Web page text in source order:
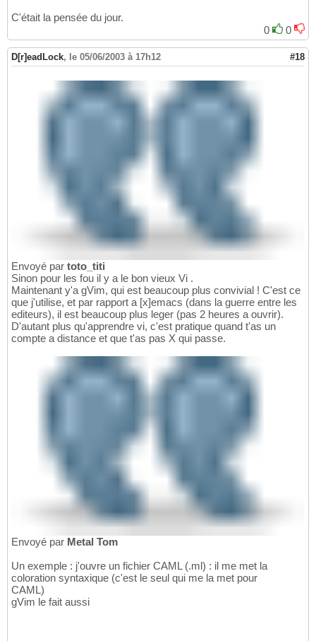
C'était la pensée du jour.
0
0
D[r]eadLock, le 05/06/2003 à 17h12 #18
Envoyé par toto_titi
Sinon pour les fou il y a le bon vieux Vi .
Maintenant y'a gVim, qui est beaucoup plus convivial ! C'est ce
que j'utilise, et par rapport a [x]emacs (dans la guerre entre les
editeurs), il est beaucoup plus leger (pas 2 heures a ouvrir).
D'autant plus qu'apprendre vi, c'est pratique quand t'as un
compte a distance et que t'as pas X qui passe.
Envoyé par Metal Tom
Un exemple : j'ouvre un fichier CAML (.ml) : il me met la
coloration syntaxique (c'est le seul qui me la met pour
CAML)
gVim le fait aussi